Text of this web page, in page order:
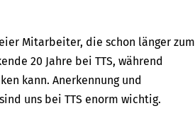
Mitarbeiter, die schon länger zum
20 Jahre bei TTS, während
kann. Anerkennung und
uns bei TTS enorm wichtig.